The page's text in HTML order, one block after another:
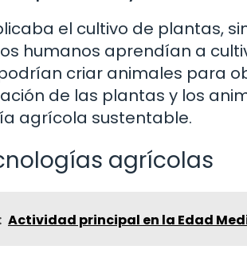
el cultivo de plantas,
humanos aprendían a
criar animales para
de las plantas y los
agrícola sustentable.
agrícolas
Actividad principal en la Edad